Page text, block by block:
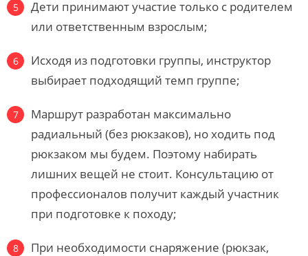
Дети принимают участие только с родителем
или ответственным взрослым;
Исходя из подготовки группы, инструктор
выбирает подходящий темп группе;
Маршрут разработан максимально
радиальный (без рюкзаков), но ходить под
рюкзаком мы будем. Поэтому набирать
лишних вещей не стоит. Консультацию от
профессионалов получит каждый участник
при подготовке к походу;
При необходимости снаряжение (рюкзак,